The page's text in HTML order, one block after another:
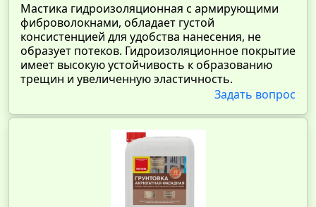
Мастика гидроизоляционная с армирующими
фиброволокнами, обладает густой
консистенцией для удобства нанесения, не
образует потеков. Гидроизоляционное покрытие
имеет высокую устойчивость к образованию
трещин и увеличенную эластичность.
Задать вопрос